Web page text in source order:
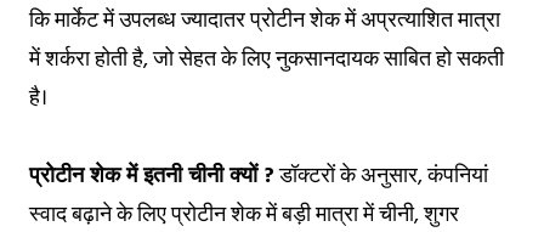
कि मार्केट में उपलब्ध ज्यादातर प्रोटीन शेक में अप्रत्याशित मात्रा
में शर्करा होती है, जो सेहत के लिए नुकसानदायक साबित हो सकती
है।
प्रोटीन शेक में इतनी चीनी क्यों ?डॉक्टरों के अनुसार, कंपनियां
स्वाद बढ़ाने के लिए प्रोटीन शेक में बड़ी मात्रा में चीनी, शुगर